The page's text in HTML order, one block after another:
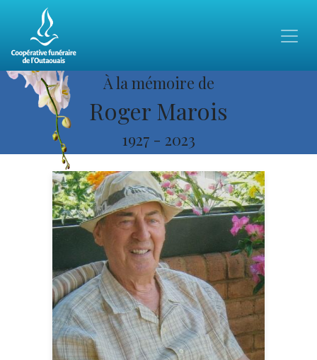
À la mémoire de
Roger Marois
1927 - 2023